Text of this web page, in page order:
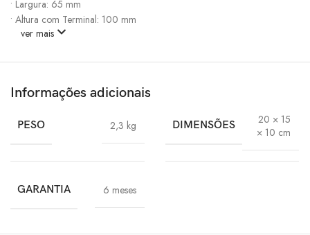
• Largura: 65 mm
• Altura com Terminal: 100 mm
ver mais
Informações adicionais
PESO 2,3 kg DIMENSÕES
20 × 15
× 10 cm
GARANTIA 6 meses